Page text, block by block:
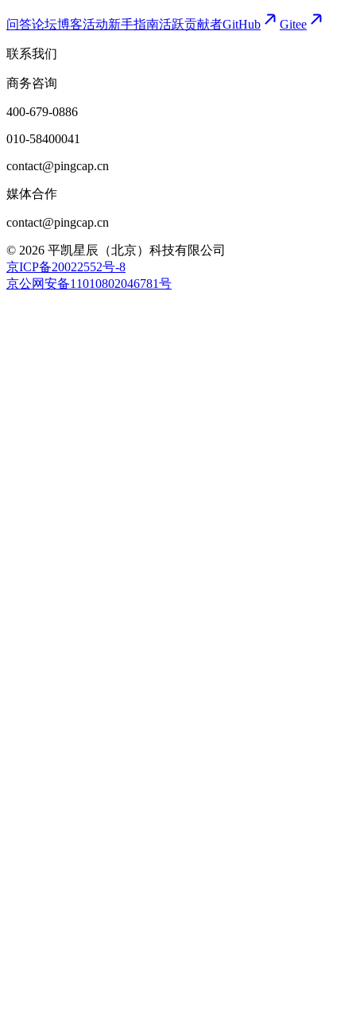
问答论坛博客活动新手指南活跃贡献者GitHub Gitee
联系我们
商务咨询
400-679-0886
010-58400041
contact@pingcap.cn
媒体合作
contact@pingcap.cn
© 2026 平凯星辰（北京）科技有限公司
京ICP备20022552号-8
京公网安备11010802046781号